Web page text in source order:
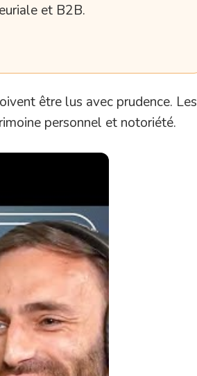
et B2B.
être lus avec prudence. Les
personnel et notoriété.